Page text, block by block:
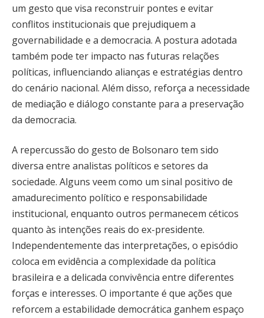
um gesto que visa reconstruir pontes e evitar
conflitos institucionais que prejudiquem a
governabilidade e a democracia. A postura adotada
também pode ter impacto nas futuras relações
políticas, influenciando alianças e estratégias dentro
do cenário nacional. Além disso, reforça a necessidade
de mediação e diálogo constante para a preservação
da democracia.
A repercussão do gesto de Bolsonaro tem sido
diversa entre analistas políticos e setores da
sociedade. Alguns veem como um sinal positivo de
amadurecimento político e responsabilidade
institucional, enquanto outros permanecem céticos
quanto às intenções reais do ex-presidente.
Independentemente das interpretações, o episódio
coloca em evidência a complexidade da política
brasileira e a delicada convivência entre diferentes
forças e interesses. O importante é que ações que
reforcem a estabilidade democrática ganhem espaço